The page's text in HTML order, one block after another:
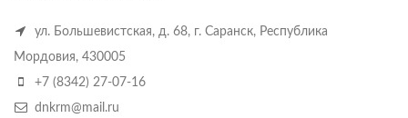
ул. Большевистская, д. 68, г. Саранск, Республика
Мордовия, 430005
+7 (8342) 27-07-16
dnkrm@mail.ru